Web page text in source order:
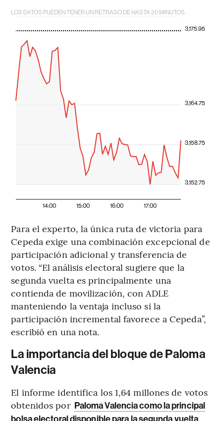
LOS DATOS PUEDEN TENER UN RETRASO DE HASTA 20 MINUTOS.
14:00 15:00 16:00 17:00
3,152.75
3,158.75
3,164.75
3,175.95
Para el experto, la única ruta de victoria para
Cepeda exige una combinación excepcional de
participación adicional y transferencia de
votos. “El análisis electoral sugiere que la
segunda vuelta es principalmente una
contienda de movilización, con ADLE
manteniendo la ventaja incluso si la
participación incremental favorece a Cepeda”,
escribió en una nota.
La importancia del bloque de Paloma
Valencia
El informe identifica los 1,64 millones de votos
obtenidos por Paloma Valencia como la principal